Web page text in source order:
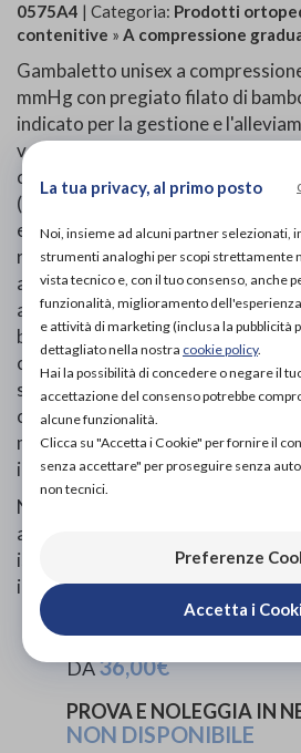
0575A4 | Categoria: Prodotti
contenitive » A compressione
Gambaletto unisex a
mmHg con pregiato filato di
indicato per la gestione e
venoso e linfatico, per prevenire
circolazione (p. Es., Edema,
(TVP), varicosi, linfedema).
elegante sono assicurati! Il
realizzato in 3 strati formando un
all’interno il filato in poliammide
all’esterno e all’interno, a
bamboo per godere della sua
come se la calza fosse tutta in
speciale tessitura crea un
che permette la traspirazione e la
mantenendo la cute asciutta. Con
invisibile.
Non ci sono controindicazioni
all’utilizzo del dispositivo se
istruzioni per l’uso. Non utilizzare
ipersensibilità ai componenti
PROVA E ACQUISTA IN
DA36,00€
PROVA E NOLEGGIA IN
NON DISPONIBILE
La tua privacy, al primo posto
Noi, insieme ad alcuni partner selezionati,
strumenti analoghi per scopi strettamente
vista tecnico e, con il tuo consenso, anche
funzionalità, miglioramento
e attività di marketing (inclusa la pubblicità
dettagliato nella nostra cookie policy.
Hai la possibilità di concedere o negare il
accettazione del consenso potrebbe
alcune funzionalità.
Clicca su "Accetta i Cookie" per fornire il
senza accettare" per proseguire senza
non tecnici.
Preferenze
Accetta i